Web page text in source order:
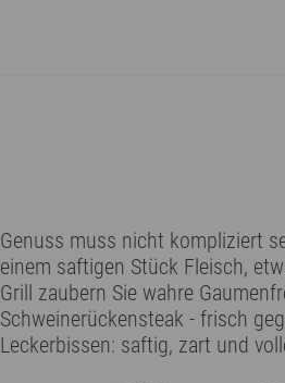
Genuss muss nicht kompliziert
einem saftigen Stück Fleisch,
Grill zaubern Sie wahre
Schweinerückensteak - frisch
Leckerbissen: saftig, zart und